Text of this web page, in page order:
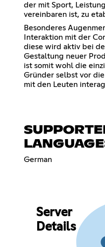
der mit Sport,
vereinbaren ist, zu
Besonderes
Interaktion mit der
diese wird aktiv bei
Gestaltung neuer
ist somit wohl die
Gründer selbst vor
mit den Leuten
German
Server
Details